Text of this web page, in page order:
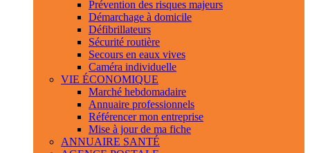
Prévention des risques majeurs
Démarchage à domicile
Défibrillateurs
Sécurité routière
Secours en eaux vives
Caméra individuelle
VIE ÉCONOMIQUE
Marché hebdomadaire
Annuaire professionnels
Référencer mon entreprise
Mise à jour de ma fiche
ANNUAIRE SANTÉ